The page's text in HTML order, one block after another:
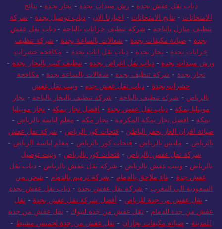
دباب نقل عفش بجدة - رش مبيدات بجدة - نجار بجدة - نتائج
الامتحانات - نتايج الامتحانات - اخبارنا الان - دباب توصيل بجدة - شركة
تنظيف منازل بالباحة - شركة تنظيف خزانات بالباحة - دباب نقل عفش
بجدة - صيانة مكيفات بجدة - شغالات بالساعة بجدة - شركة تنظيف
خزانات بجدة - نجار بجدة - دباب نقل اثاث بجدة - مكافحة حشرات
ورش مبيدات بجدة -دباب نقل اغراض بجدة -تنظيف كنب بالبخار بجدة -
نجار بجدة - شركة تنظيف بجدة - شغالات بالساعة بجدة - مكافحة
حشرات بجدة - دباب نقل عفش جده - ونيت نقل عفش
بالرياض - شركة تنظيف بالباحة - شركة تنظيف بالبخار بالباحة - نجار
موبيليا بمكة -دباب نقل عفش بجدة - افضل نجار بمكة - نجار موبيليا
بمكة - افضل نجار بمكة المكرمة - نجار مكة - معلم لياسة بالرياض -
صيانة افران الغاز بحفر الباطن - فتحات كور الرياض - شركة نقل عفش
بالرياض - مليس بالرياض - فتحات كور بالرياض - معلم لياسة الرياض -
شركة نقل عفش بالرياض - فتحات كور بالرياض - ونيت توصيل
بالرياض - ونيت عفش بالرياض - شركة نقل عفش بالرياض -دباب نقل
عفش جدة - بناء ملاحق بالدمام - شركة ترميم بالدمام - شحن من
السعودية الى المغرب - شركة نقل عفش بجدة - دباب نقل عفش بجدة
- نقل عفش من جدة للرياض - أفضل شركة نقل عفش بجدة - نقل
عفش من جدة للدمام - نقل عفش من جدة لتبوك - نقل عفش من جدة
للمدينة - صيانة مكيفات بجازان - نقل عفش من جدة لخميس مشيط -